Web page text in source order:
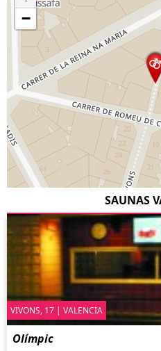
−
SAUNAS
VIVONS, 17 | VALENCIA
Olímpic